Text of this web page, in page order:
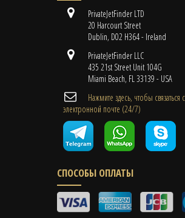
PrivateJetFinder LTD
20 Harcourt Street
Dublin, D02 H364 - Ireland
PrivateJetFinder LLC
435 21st Street Unit 104G
Miami Beach, FL 33139 - USA
Нажмите здесь, чтобы связаться
электронной почте (24/7)
СПОСОБЫ ОПЛАТЫ